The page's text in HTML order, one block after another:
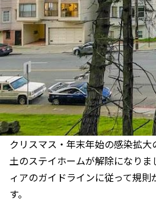
クリスマス・年末年始の感染拡
土のステイホームが解除になり
ィアのガイドラインに従って規
す。